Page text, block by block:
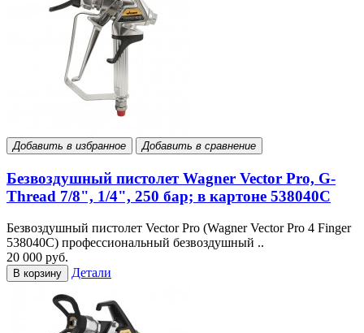
Добавить в избранное Добавить в сравнение
Безвоздушный пистолет Wagner Vector Pro, G-
Thread 7/8", 1/4", 250 бар; в картоне 538040C
Безвоздушный пистолет Vector Pro (Wagner Vector Pro 4 Finger
538040C) профессиональный безвоздушный ..
20 000 руб.
В корзину Детали